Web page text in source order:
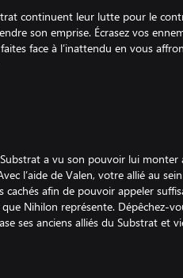
continuent leur lutte pour le
son emprise. Écrasez vos
face à l’inattendu en vous
a vu son pouvoir lui monter
l’aide de Valen, votre allié au
cachés afin de pouvoir appeler
Nihilon représente. Dépêchez-
ses anciens alliés du Substrat et